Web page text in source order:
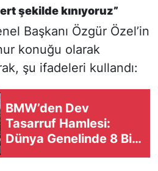
şekilde kınıyoruz”
Başkanı Özgür Özel’in
konuğu olarak
şu ifadeleri kullandı:
BMW’den Dev
Tasarruf Hamlesi:
Dünya Genelinde 8 Bin
Pozisyon Kaldırılacak